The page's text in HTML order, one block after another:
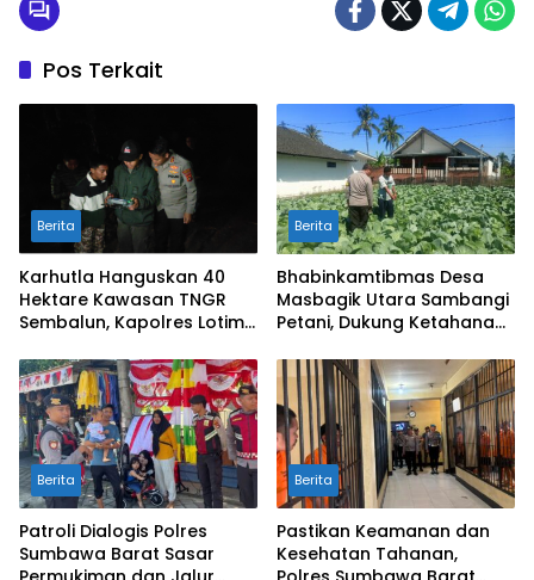
Pos Terkait
Berita
Karhutla Hanguskan 40
Hektare Kawasan TNGR
Sembalun, Kapolres Lotim
Api
Berita
Bhabinkamtibmas Desa
Masbagik Utara Sambangi
Petani, Dukung Ketahanan
Pangan
Berita
Patroli Dialogis Polres
Sumbawa Barat Sasar
Berita
Pastikan Keamanan dan
Kesehatan Tahanan,